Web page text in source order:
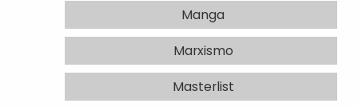
Manga
Marxismo
Masterlist